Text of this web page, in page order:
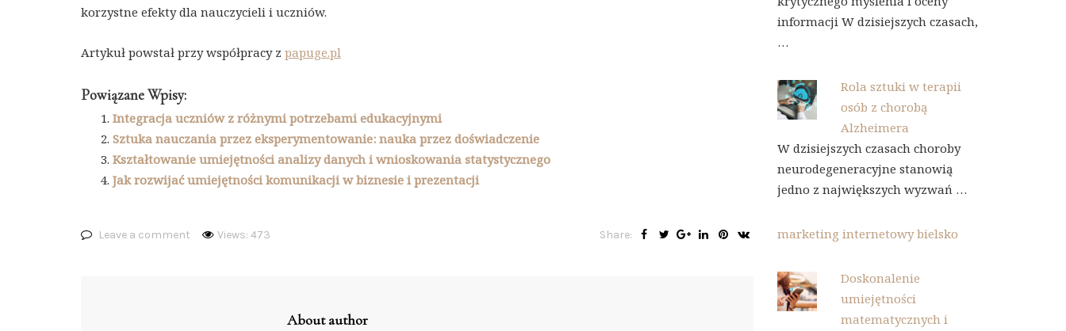
korzystne efekty dla nauczycieli i uczniów.
Artykuł powstał przy współpracy z papuge.pl
Powiązane Wpisy:
Integracja uczniów z różnymi potrzebami edukacyjnymi
Sztuka nauczania przez eksperymentowanie: nauka przez doświadczenie
Kształtowanie umiejętności analizy danych i wnioskowania statystycznego
Jak rozwijać umiejętności komunikacji w biznesie i prezentacji
Leave a comment Views: 473 Share:
About author
informacji W dzisiejszych czasach,
…
Rola sztuki w terapii
osób z chorobą
Alzheimera
W dzisiejszych czasach choroby
neurodegeneracyjne stanowią
jedno z największych wyzwań …
marketing internetowy bielsko
Doskonalenie
umiejętności
matematycznych i